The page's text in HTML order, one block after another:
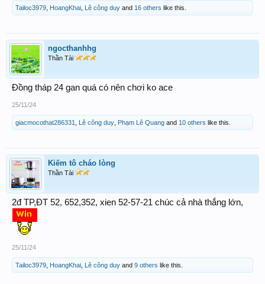
Tailoc3979 HoangKhai Lê công duy and 16 others like this.
ngocthanhhg
Thần Tài
Đồng tháp 24 gan quá có nên chơi ko ace
25/11/24
giacmocothat286331 Lê công duy Phạm Lê Quang and 10 others like this.
Kiếm tô cháo lòng
Thần Tài
2đ TP,ĐT 52, 652,352, xien 52-57-21 chúc cả nhà thắng lớn,
25/11/24
Tailoc3979 HoangKhai Lê công duy and 9 others like this.